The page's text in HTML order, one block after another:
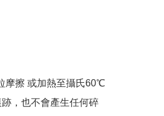
摩擦 或加熱至攝氏60℃
，也不會產生任何碎